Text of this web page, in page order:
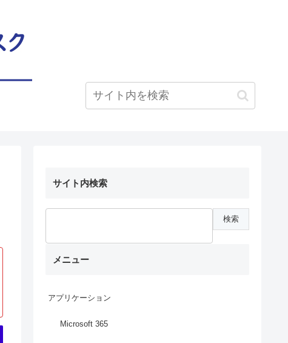
サイト内検索
メニュー
アプリケーション
Microsoft 365